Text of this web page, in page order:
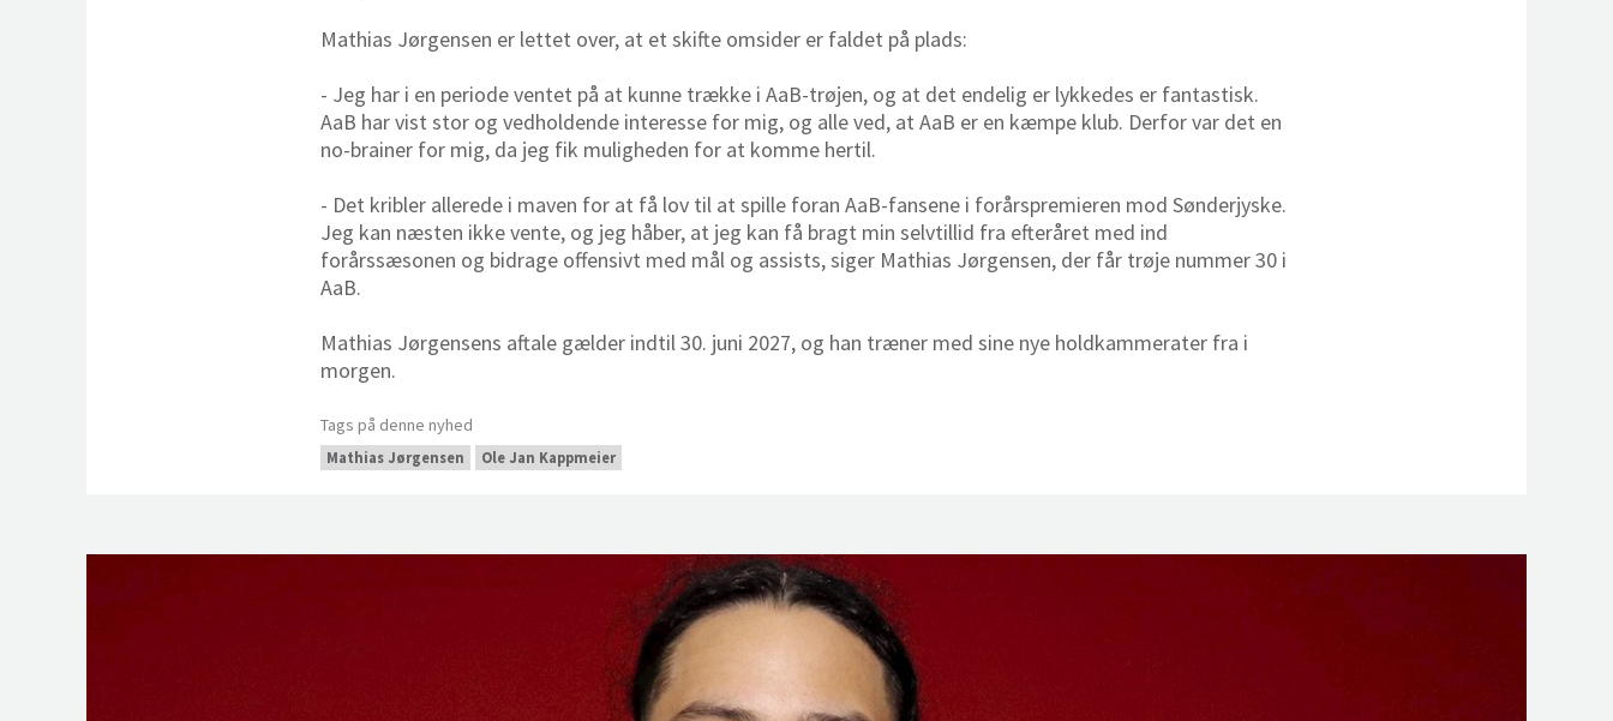
Mathias Jørgensen er lettet over, at et skifte omsider er faldet på plads:
- Jeg har i en periode ventet på at kunne trække i AaB-trøjen, og at det endelig er lykkedes er fantastisk.
AaB har vist stor og vedholdende interesse for mig, og alle ved, at AaB er en kæmpe klub. Derfor var det en
no-brainer for mig, da jeg fik muligheden for at komme hertil.
- Det kribler allerede i maven for at få lov til at spille foran AaB-fansene i forårspremieren mod Sønderjyske.
Jeg kan næsten ikke vente, og jeg håber, at jeg kan få bragt min selvtillid fra efteråret med ind
forårssæsonen og bidrage offensivt med mål og assists, siger Mathias Jørgensen, der får trøje nummer 30 i
AaB.
Mathias Jørgensens aftale gælder indtil 30. juni 2027, og han træner med sine nye holdkammerater fra i
morgen.
Tags på denne nyhed
Mathias Jørgensen Ole Jan Kappmeier